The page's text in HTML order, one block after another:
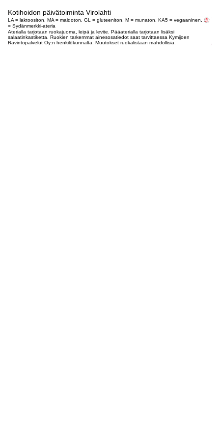
Kotihoidon päivätoiminta Virolahti
LA = laktoositon, MA = maidoton, GL = gluteeniton, M = munaton, KA5 = vegaaninen,
= Sydänmerkki-ateria
Aterialla tarjotaan ruokajuoma, leipä ja levite. Pääaterialla tarjotaan lisäksi
salaatinkastiketta. Ruokien tarkemmat ainesosatiedot saat tarvittaessa Kymijoen
Ravintopalvelut Oy:n henkilökunnalta. Muutokset ruokalistaan mahdollisia.